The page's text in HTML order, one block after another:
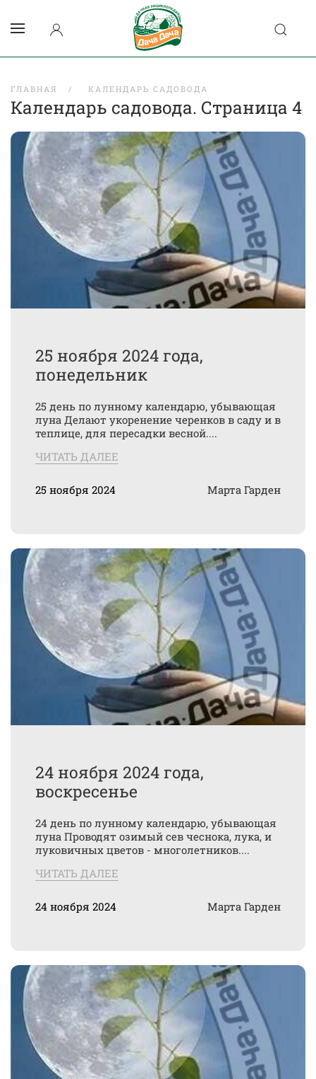
ГЛАВНАЯ КАЛЕНДАРЬ САДОВОДА
Календарь садовода. Страница 4
25 ноября 2024 года,
понедельник
25 день по лунному календарю, убывающая
луна Делают укоренение черенков в саду и в
теплице, для пересадки весной....
ЧИТАТЬ ДАЛЕЕ
25 ноября 2024 Марта Гарден
24 ноября 2024 года,
воскресенье
24 день по лунному календарю, убывающая
луна Проводят озимый сев чеснока, лука, и
луковичных цветов - многолетников....
ЧИТАТЬ ДАЛЕЕ
24 ноября 2024 Марта Гарден